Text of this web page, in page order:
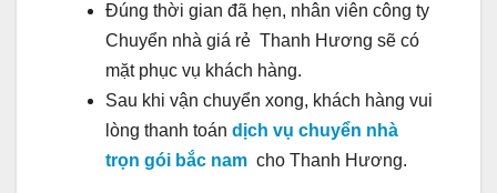
Đúng thời gian đã hẹn, nhân viên công ty
Chuyển nhà giá rẻ Thanh Hương sẽ có
mặt phục vụ khách hàng.
Sau khi vận chuyển xong, khách hàng vui
lòng thanh toán dịch vụ chuyển nhà
trọn gói bắc nam cho Thanh Hương.